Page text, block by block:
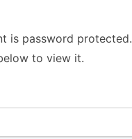
is password
to view it.